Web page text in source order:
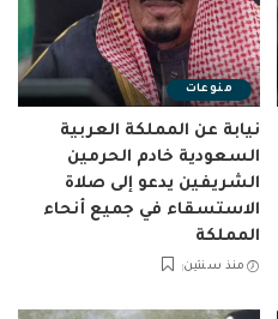
منوعات
نيابة عن المملكة العربية
السعودية خادم الحرمين
الشريفين يدعو إلى صلاة
الاستسقاء في جميع أنحاء
المملكة
منذ سنتين